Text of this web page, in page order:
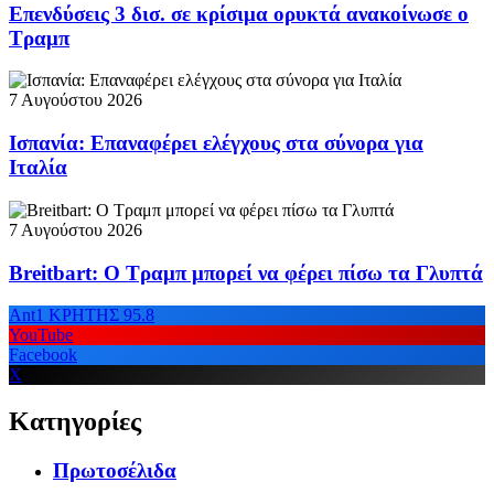
Επενδύσεις 3 δισ. σε κρίσιμα ορυκτά ανακοίνωσε ο
Τραμπ
7 Αυγούστου 2026
Ισπανία: Επαναφέρει ελέγχους στα σύνορα για
Ιταλία
7 Αυγούστου 2026
Breitbart: Ο Τραμπ μπορεί να φέρει πίσω τα Γλυπτά
Ant1 ΚΡΗΤΗΣ 95.8
YouTube
Facebook
X
Κατηγορίες
Πρωτοσέλιδα